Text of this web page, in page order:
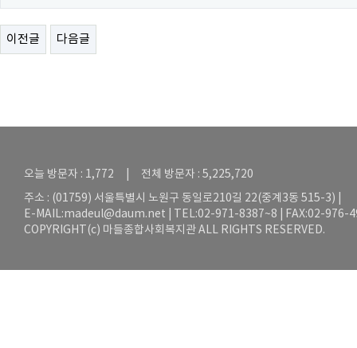
이전글 다음글
오늘 방문자 : 1,772 | 전체 방문자 : 5,225,720
주소 : (01759) 서울특별시 노원구 동일로210길 22(중계3동 515-3) |
E-MAIL:madeul@daum.net | TEL:02-971-8387~8 | FAX:02-976-
COPYRIGHT(c) 마들종합사회복지관 ALL RIGHTS RESERVED.